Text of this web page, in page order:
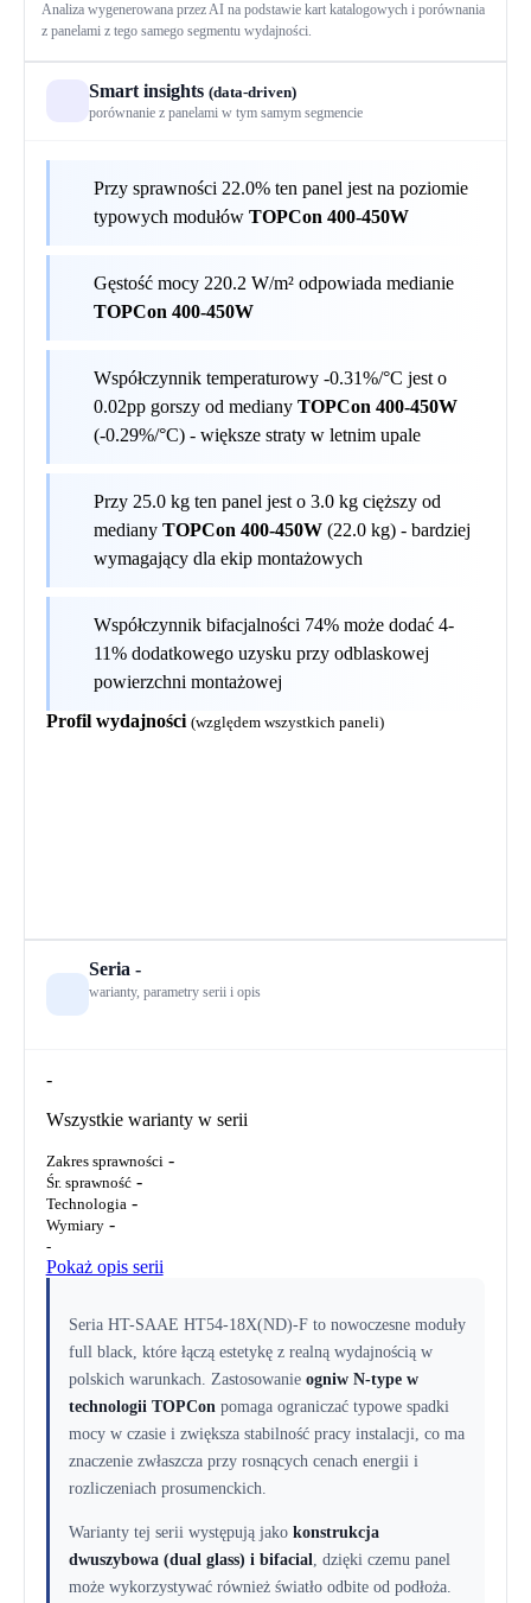
Analiza wygenerowana przez AI na podstawie kart katalogowych i porównania
z panelami z tego samego segmentu wydajności.
Smart insights (data-driven)
porównanie z panelami w tym samym segmencie
Przy sprawności 22.0% ten panel jest na poziomie
typowych modułówTOPCon 400-450W
Gęstość mocy 220.2 W/m² odpowiada medianie
TOPCon 400-450W
Współczynnik temperaturowy -0.31%/°C jest o
0.02pp gorszy od medianyTOPCon 400-450W
(-0.29%/°C) - większe straty w letnim upale
Przy 25.0 kg ten panel jest o 3.0 kg cięższy od
medianyTOPCon 400-450W (22.0 kg) - bardziej
wymagający dla ekip montażowych
Współczynnik bifacjalności 74% może dodać 4-
11% dodatkowego uzysku przy odblaskowej
powierzchni montażowej
Profil wydajności (względem wszystkich paneli)
Seria -
warianty, parametry serii i opis
-
Wszystkie warianty w serii
Zakres sprawności -
Śr. sprawność -
Technologia -
Wymiary -
-
Pokaż opis serii
Seria HT-SAAE HT54-18X(ND)-F to nowoczesne moduły
full black, które łączą estetykę z realną wydajnością w
polskich warunkach. Zastosowanie ogniw N-type w
technologii TOPCon pomaga ograniczać typowe spadki
mocy w czasie i zwiększa stabilność pracy instalacji, co ma
znaczenie zwłaszcza przy rosnących cenach energii i
rozliczeniach prosumenckich.
Warianty tej serii występują jako konstrukcja
dwuszybowa (dual glass) i bifacial, dzięki czemu panel
może wykorzystywać również światło odbite od podłoża.